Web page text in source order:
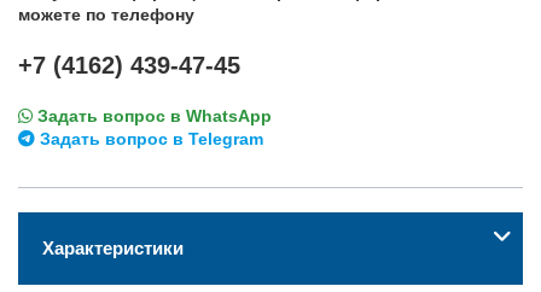
можете по телефону
+7 (4162) 439-47-45
Задать вопрос в WhatsApp
Задать вопрос в Telegram
Характеристики